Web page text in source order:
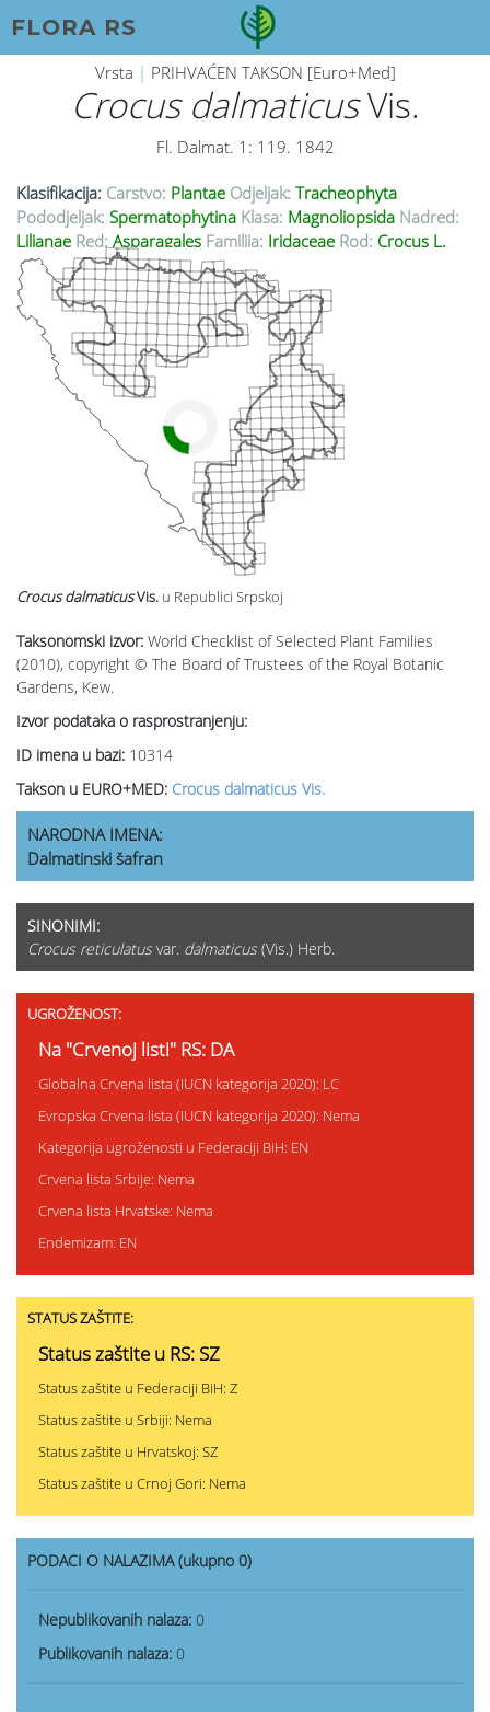
FLORA RS
Vrsta | PRIHVAĆEN TAKSON [Euro+Med]
Crocus dalmaticusVis.
Fl. Dalmat. 1: 119. 1842
Klasifikacija: Carstvo: Plantae Odjeljak: Tracheophyta
Pododjeljak: Spermatophytina Klasa: Magnoliopsida Nadred:
Lilianae Red: Asparagales Familija: Iridaceae Rod: Crocus L.
Taksonomski izvor: World Checklist of Selected Plant Families
(2010), copyright © The Board of Trustees of the Royal Botanic
Gardens, Kew.
Izvor podataka o rasprostranjenju:
ID imena u bazi: 10314
Takson u EURO+MED: Crocus dalmaticus Vis.
Crocus dalmaticusVis. u Republici Srpskoj
NARODNA IMENA:
Dalmatinski šafran
SINONIMI:
Crocus reticulatus var. dalmaticus (Vis.) Herb.
UGROŽENOST:
Na "Crvenoj listi" RS: DA
Globalna Crvena lista (IUCN kategorija 2020): LC
Evropska Crvena lista (IUCN kategorija 2020): Nema
Kategorija ugroženosti u Federaciji BiH: EN
Crvena lista Srbije: Nema
Crvena lista Hrvatske: Nema
Endemizam: EN
STATUS ZAŠTITE:
Status zaštite u RS: SZ
Status zaštite u Federaciji BiH: Z
Status zaštite u Srbiji: Nema
Status zaštite u Hrvatskoj: SZ
Status zaštite u Crnoj Gori: Nema
PODACI O NALAZIMA (ukupno 0)
Nepublikovanih nalaza: 0
Publikovanih nalaza: 0